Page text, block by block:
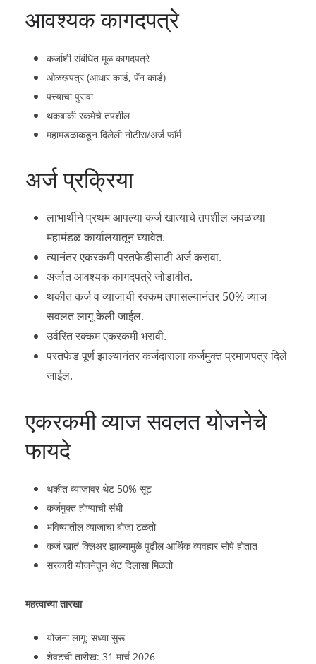
आवश्यक कागदपत्रे
कर्जाशी संबंधित मूळ कागदपत्रे
ओळखपत्र (आधार कार्ड, पॅन कार्ड)
पत्त्याचा पुरावा
थकबाकी रकमेचे तपशील
महामंडळाकडून दिलेली नोटीस/अर्ज फॉर्म
अर्ज प्रक्रिया
लाभार्थीने प्रथम आपल्या कर्ज खात्याचे तपशील जवळच्या
महामंडळ कार्यालयातून घ्यावेत.
त्यानंतर एकरकमी परतफेडीसाठी अर्ज करावा.
अर्जात आवश्यक कागदपत्रे जोडावीत.
थकीत कर्ज व व्याजाची रक्कम तपासल्यानंतर 50% व्याज
सवलत लागू केली जाईल.
उर्वरित रक्कम एकरकमी भरावी.
परतफेड पूर्ण झाल्यानंतर कर्जदाराला कर्जमुक्त प्रमाणपत्र दिले
जाईल.
एकरकमी व्याज सवलत योजनेचे
फायदे
थकीत व्याजावर थेट 50% सूट
कर्जमुक्त होण्याची संधी
भविष्यातील व्याजाचा बोजा टळतो
कर्ज खातं क्लिअर झाल्यामुळे पुढील आर्थिक व्यवहार सोपे होतात
सरकारी योजनेतून थेट दिलासा मिळतो
महत्वाच्या तारखा
योजना लागू: सध्या सुरू
शेवटची तारीख: 31 मार्च 2026